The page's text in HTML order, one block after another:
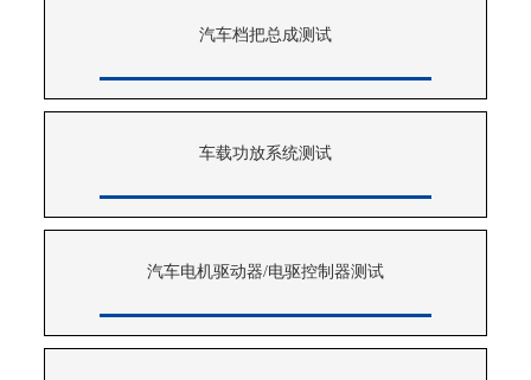
汽车档把总成测试
车载功放系统测试
汽车电机驱动器/电驱控制器测试